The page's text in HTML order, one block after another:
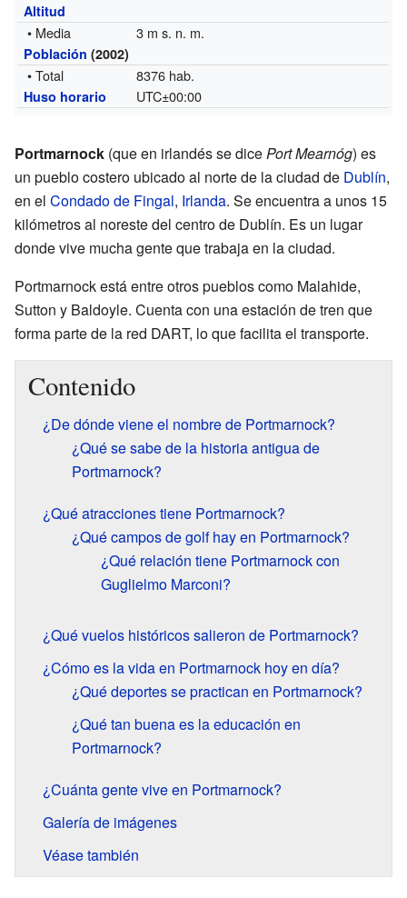
Altitud
• Media 3 m s. n. m.
Población (2002)
• Total 8376 hab.
Huso horario UTC±00:00
Portmarnock (que en irlandés se dicePort Mearnóg) es
un pueblo costero ubicado al norte de la ciudad de Dublín,
en el Condado de Fingal, Irlanda. Se encuentra a unos 15
kilómetros al noreste del centro de Dublín. Es un lugar
donde vive mucha gente que trabaja en la ciudad.
Portmarnock está entre otros pueblos como Malahide,
Sutton y Baldoyle. Cuenta con una estación de tren que
forma parte de la red DART, lo que facilita el transporte.
Contenido
¿De dónde viene el nombre de Portmarnock?
¿Qué se sabe de la historia antigua de
Portmarnock?
¿Qué atracciones tiene Portmarnock?
¿Qué campos de golf hay en Portmarnock?
¿Qué relación tiene Portmarnock con
Guglielmo Marconi?
¿Qué vuelos históricos salieron de Portmarnock?
¿Cómo es la vida en Portmarnock hoy en día?
¿Qué deportes se practican en Portmarnock?
¿Qué tan buena es la educación en
Portmarnock?
¿Cuánta gente vive en Portmarnock?
Galería de imágenes
Véase también